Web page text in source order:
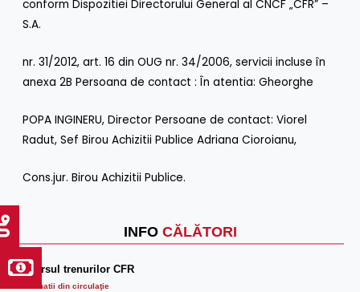
INFO CĂLĂTORI
►Mersul trenurilor CFR
Informatii din circulaţie
conform Dispozitiei Directorului General al CNCF „CFR” –
S.A.
nr. 31/2012, art. 16 din OUG nr. 34/2006, servicii incluse în
anexa 2B Persoana de contact : În atentia: Gheorghe
POPA INGINERU, Director Persoane de contact: Viorel
Radut, Sef Birou Achizitii Publice Adriana Cioroianu,
Cons.jur. Birou Achizitii Publice.